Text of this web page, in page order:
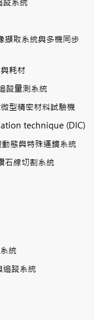
擷取系統與多機同步
耗材
蹤量測系統
型精密材料試驗機
technique (DIC)
態與特殊運鏡系統
線切割系統
統
蹤系統